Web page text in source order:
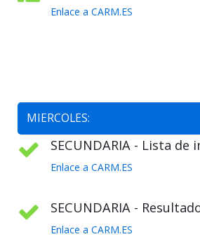
Enlace a CARM.ES
MIERCOLES:
SECUNDARIA - Lista de
Enlace a CARM.ES
SECUNDARIA -
Enlace a CARM.ES